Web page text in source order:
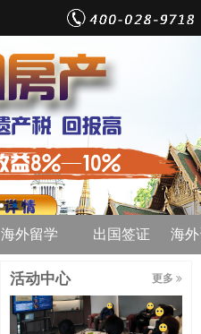
海外留学 出国签证 海
活动中心 更多